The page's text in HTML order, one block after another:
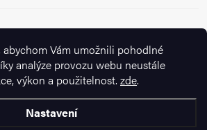
abychom Vám umožnili pohodlné
analýze provozu webu neustále
výkon a použitelnost. zde.
Nastavení
Sledujte nás